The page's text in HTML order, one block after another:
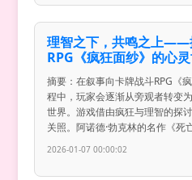
理智之下，共鸣之上——
RPG《疯狂面纱》的心
摘要：在叙事向卡牌战斗RPG《
程中，玩家会逐渐从旁观者转变
世界。游戏借由疯狂与理智的探
关照。阿诺德·勃克林的名作《死
2026-01-07 00:00:02